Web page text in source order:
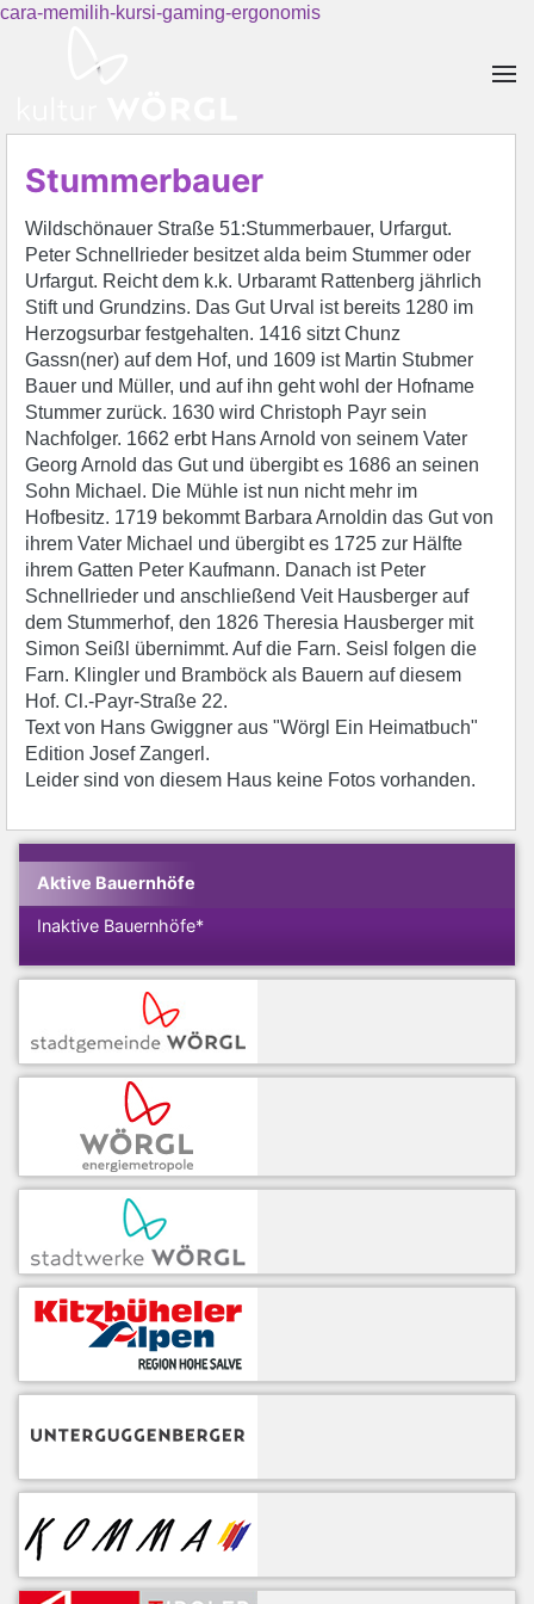
cara-memilih-kursi-gaming-ergonomis
Stummerbauer
Wildschönauer Straße 51:Stummerbauer, Urfargut.
Peter Schnellrieder besitzet alda beim Stummer oder
Urfargut. Reicht dem k.k. Urbaramt Rattenberg jährlich
Stift und Grundzins. Das Gut Urval ist bereits 1280 im
Herzogsurbar festgehalten. 1416 sitzt Chunz
Gassn(ner) auf dem Hof, und 1609 ist Martin Stubmer
Bauer und Müller, und auf ihn geht wohl der Hofname
Stummer zurück. 1630 wird Christoph Payr sein
Nachfolger. 1662 erbt Hans Arnold von seinem Vater
Georg Arnold das Gut und übergibt es 1686 an seinen
Sohn Michael. Die Mühle ist nun nicht mehr im
Hofbesitz. 1719 bekommt Barbara Arnoldin das Gut von
ihrem Vater Michael und übergibt es 1725 zur Hälfte
ihrem Gatten Peter Kaufmann. Danach ist Peter
Schnellrieder und anschließend Veit Hausberger auf
dem Stummerhof, den 1826 Theresia Hausberger mit
Simon Seißl übernimmt. Auf die Farn. Seisl folgen die
Farn. Klingler und Bramböck als Bauern auf diesem
Hof. Cl.-Payr-Straße 22.
Text von Hans Gwiggner aus "Wörgl Ein Heimatbuch"
Edition Josef Zangerl.
Leider sind von diesem Haus keine Fotos vorhanden.
Aktive Bauernhöfe
Inaktive Bauernhöfe*